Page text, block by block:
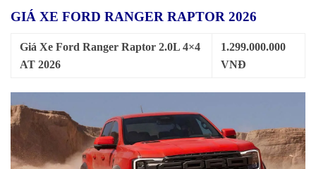
GIÁ XE FORD RANGER RAPTOR 2026
Giá Xe Ford Ranger Raptor 2.0L 4×4
AT 2026
1.299.000.000
VNĐ